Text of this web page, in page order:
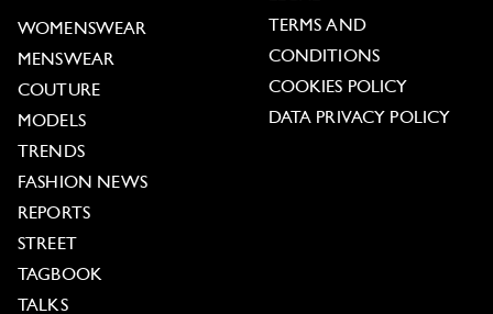
WOMENSWEAR
MENSWEAR
COUTURE
MODELS
TRENDS
FASHION NEWS
REPORTS
STREET
TAGBOOK
TALKS
TERMS AND
CONDITIONS
COOKIES POLICY
DATA PRIVACY POLICY